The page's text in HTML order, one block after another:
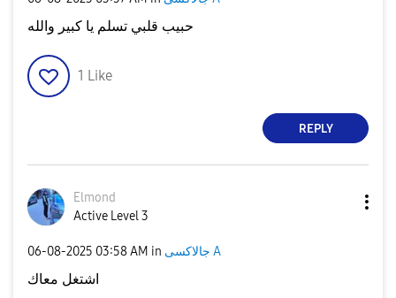
حبيب قلبي تسلم يا كبير والله
1 Like
REPLY
Elmond
Active Level 3
‎06-08-2025 03:58 AM in جالاكسى A
اشتغل معاك